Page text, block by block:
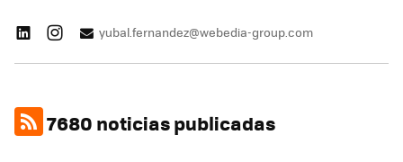
yubal.fernandez@webedia-group.com
7680 noticias publicadas